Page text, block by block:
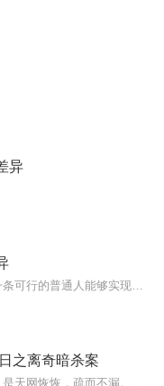
异
之离奇暗杀案